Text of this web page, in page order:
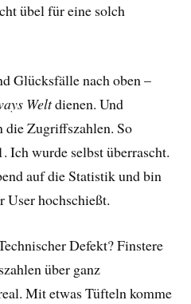
übel für eine solch
Glücksfälle nach oben –
Weltdienen. Und
die Zugriffszahlen. So
Ich wurde selbst überrascht.
auf die Statistik und bin
User hochschießt.
Defekt? Finstere
über ganz
Mit etwas Tüfteln komme